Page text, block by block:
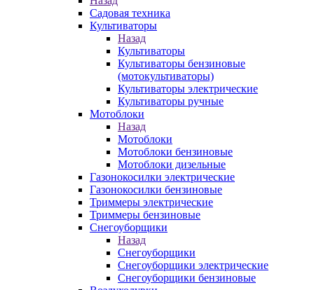
Садовая техника
Культиваторы
Назад
Культиваторы
Культиваторы бензиновые
(мотокультиваторы)
Культиваторы электрические
Культиваторы ручные
Мотоблоки
Назад
Мотоблоки
Мотоблоки бензиновые
Мотоблоки дизельные
Газонокосилки электрические
Газонокосилки бензиновые
Триммеры электрические
Триммеры бензиновые
Снегоуборщики
Назад
Снегоуборщики
Снегоуборщики электрические
Снегоуборщики бензиновые